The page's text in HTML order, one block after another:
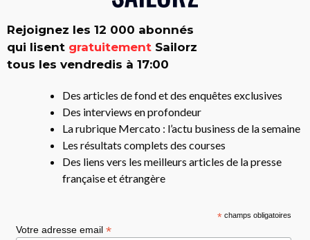
Rejoignez les 12 000 abonnés
qui lisent gratuitement Sailorz
tous les vendredis à 17:00
Des articles de fond et des enquêtes exclusives
Des interviews en profondeur
La rubrique Mercato : l’actu business de la semaine
Les résultats complets des courses
Des liens vers les meilleurs articles de la presse
française et étrangère
* champs obligatoires
Votre adresse email *